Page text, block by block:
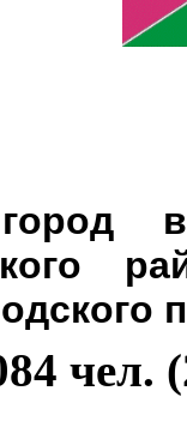
в
чел.